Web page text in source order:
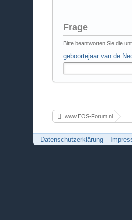
Frage
Bitte beantworten Sie die
geboortejaar van de
www.EOS-Forum.nl
Datenschutzerklärung